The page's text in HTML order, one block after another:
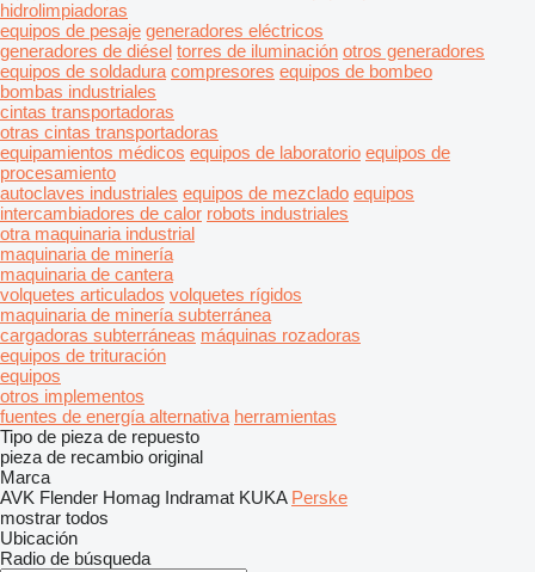
hidrolimpiadoras
equipos de pesaje generadores eléctricos
generadores de diésel torres de iluminación otros generadores
equipos de soldadura compresores equipos de bombeo
bombas industriales
cintas transportadoras
otras cintas transportadoras
equipamientos médicos equipos de laboratorio equipos de
procesamiento
autoclaves industriales equipos de mezclado equipos
intercambiadores de calor robots industriales
otra maquinaria industrial
maquinaria de minería
maquinaria de cantera
volquetes articulados volquetes rígidos
maquinaria de minería subterránea
cargadoras subterráneas máquinas rozadoras
equipos de trituración
equipos
otros implementos
fuentes de energía alternativa herramientas
Tipo de pieza de repuesto
pieza de recambio original
Marca
AVK Flender Homag Indramat KUKA Perske
mostrar todos
Ubicación
Radio de búsqueda